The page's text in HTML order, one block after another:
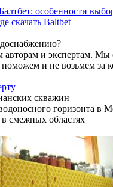
особенности
скачать Baltbet
авторам и экспертам. Мы
и не возьмем за
скважин
горизонта в
смежных областях